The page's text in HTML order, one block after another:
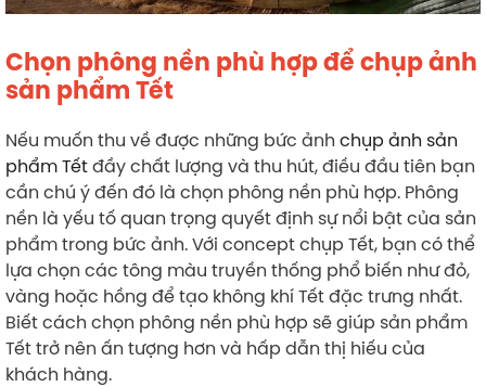
Chọn phông nền phù hợp để chụp ảnh
sản phẩm Tết
Nếu muốn thu về được những bức ảnh chụp ảnh sản
phẩm Tếtđầy chất lượng và thu hút, điều đầu tiên bạn
cần chú ý đến đó là chọn phông nền phù hợp. Phông
nền là yếu tố quan trọng quyết định sự nổi bật của sản
phẩm trong bức ảnh. Với concept chụp Tết, bạn có thể
lựa chọn các tông màu truyền thống phổ biến như đỏ,
vàng hoặc hồng để tạo không khí Tết đặc trưng nhất.
Biết cách chọn phông nền phù hợp sẽ giúp sản phẩm
Tết trở nên ấn tượng hơn và hấp dẫn thị hiếu của
khách hàng.